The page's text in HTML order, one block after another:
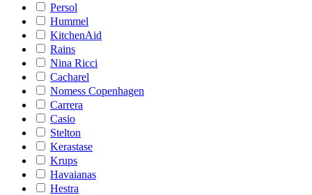
Persol
Hummel
KitchenAid
Rains
Nina Ricci
Cacharel
Nomess Copenhagen
Carrera
Casio
Stelton
Kerastase
Krups
Havaianas
Hestra